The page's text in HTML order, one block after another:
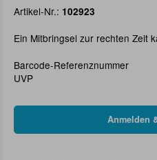
Artikel-Nr.: 102923
Ein Mitbringsel zur rechten Zeit
Barcode-Referenznummer
UVP